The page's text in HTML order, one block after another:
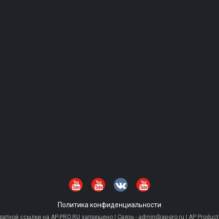
Политика конфиденциальности
ссылки на AP-PRO.RU запрещено | Связь - admin@ap-pro.ru | AP